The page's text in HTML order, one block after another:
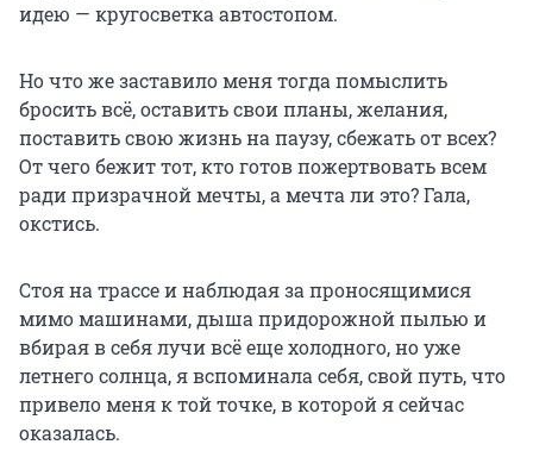
идею — кругосветка автостопом.
Но что же заставило меня тогда помыслить
бросить всё, оставить свои планы, желания,
поставить свою жизнь на паузу, сбежать от всех?
От чего бежит тот, кто готов пожертвовать всем
ради призрачной мечты, а мечта ли это? Гала,
окстись.
Стоя на трассе и наблюдая за проносящимися
мимо машинами, дыша придорожной пылью и
вбирая в себя лучи всё еще холодного, но уже
летнего солнца, я вспоминала себя, свой путь, что
привело меня к той точке, в которой я сейчас
оказалась.